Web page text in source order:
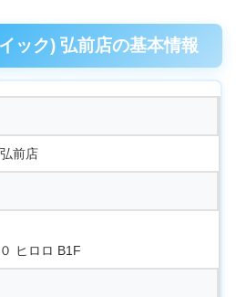
ック) 弘前店の基本情報
前店
ヒロロ B1F